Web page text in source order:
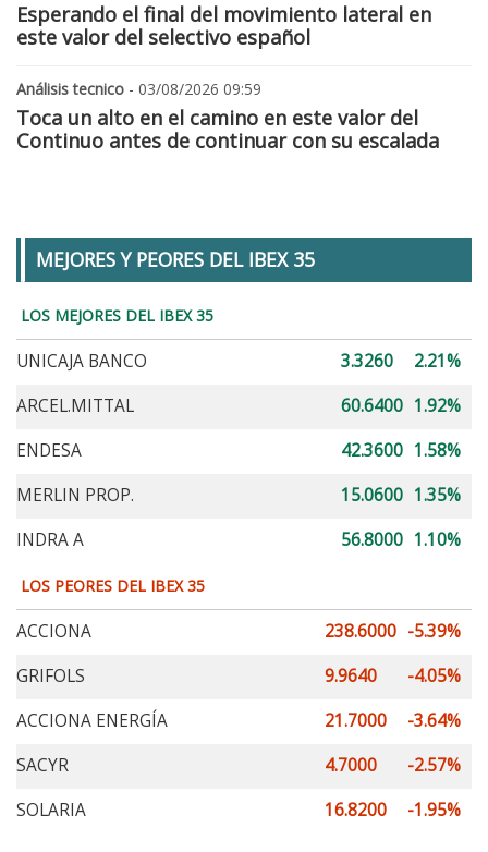
Esperando el final del movimiento lateral en
este valor del selectivo español
Análisis tecnico - 03/08/2026 09:59
Toca un alto en el camino en este valor del
Continuo antes de continuar con su escalada
MEJORES Y PEORES DEL IBEX 35
LOS MEJORES DEL IBEX 35
UNICAJA BANCO 3.3260
2.21%
ARCEL.MITTAL
60.6400 1.92%
ENDESA
42.3600 1.58%
MERLIN PROP.
15.0600 1.35%
INDRA A
56.8000 1.10%
LOS PEORES DEL IBEX 35
ACCIONA 238.6000 -5.39%
GRIFOLS
9.9640
-4.05%
ACCIONA ENERGÍA
21.7000
-3.64%
SACYR
4.7000
-2.57%
SOLARIA
16.8200 -1.95%